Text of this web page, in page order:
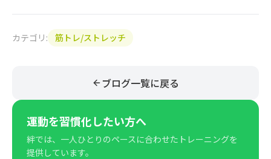
カテゴリ: 筋トレ/ストレッチ
ブログ一覧に戻る
運動を習慣化したい方へ
絆では、一人ひとりのペースに合わせたトレーニングを
提供しています。